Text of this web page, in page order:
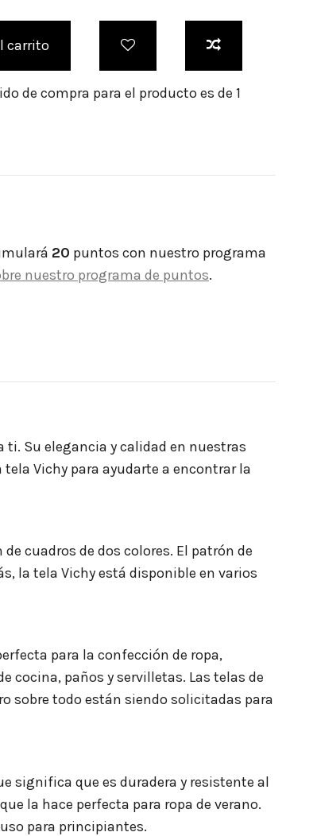
carrito
de compra para el producto es de 1
20 puntos con nuestro programa
nuestro programa de puntos.
ti. Su elegancia y calidad en nuestras
Vichy para ayudarte a encontrar la
cuadros de dos colores. El patrón de
la tela Vichy está disponible en varios
para la confección de ropa,
cocina, paños y servilletas. Las telas de
sobre todo están siendo solicitadas para
significa que es duradera y resistente al
la hace perfecta para ropa de verano.
para principiantes.